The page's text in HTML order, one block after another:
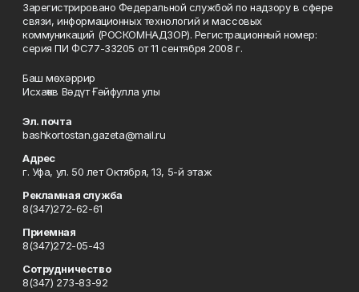
Зарегистрировано Федеральной службой по надзору в сфере
связи, информационных технологий и массовых
коммуникаций (РОСКОМНАДЗОР). Регистрационный номер:
серия ПИ ФС77-33205 от 11 сентября 2008 г.
Баш мөхәррир
Исхаҡов Вәдүт Ғәйфулла улы
Эл. почта
bashkortostan.gazeta@mail.ru
Адрес
г. Уфа, ул. 50 лет Октября, 13, 5-й этаж
Рекламная служба
8(347)272-62-61
Приемная
8(347)272-05-43
Сотрудничество
8(347) 273-83-92